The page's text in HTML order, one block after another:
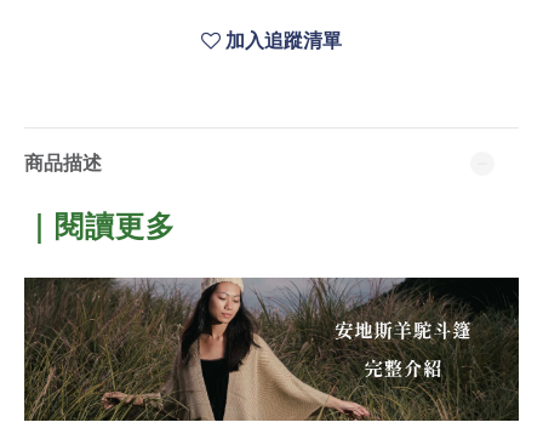
加入追蹤清單
商品描述
｜閱讀更多